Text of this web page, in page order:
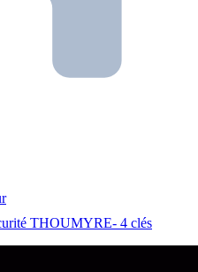
THOUMYRE- 4 clés